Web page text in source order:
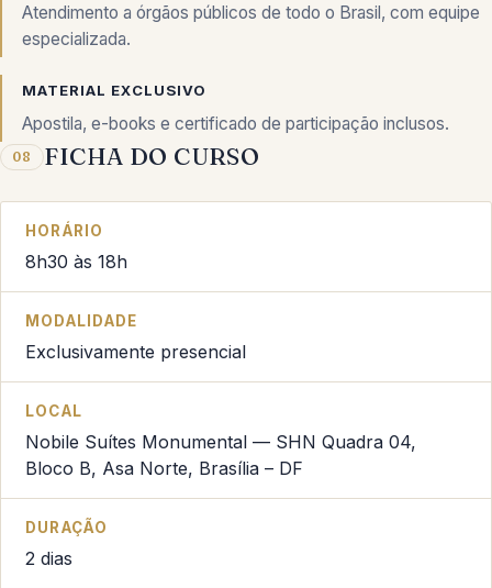
Atendimento a órgãos públicos de todo o Brasil, com equipe
especializada.
MATERIAL EXCLUSIVO
Apostila, e-books e certificado de participação inclusos.
08 FICHA DO CURSO
HORÁRIO
8h30 às 18h
MODALIDADE
Exclusivamente presencial
LOCAL
Nobile Suítes Monumental — SHN Quadra 04,
Bloco B, Asa Norte, Brasília – DF
DURAÇÃO
2 dias